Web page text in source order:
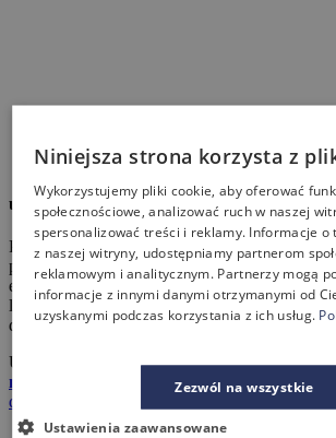
umebluj z nami biuro!
Pragniesz, aby Twoje biuro, współgrało z
pracownikami i tworzyło doskonały
energię skupić na rozwoju firmy, sprzedaży i
liczyć na nasze wsparcie! Od pomysłu na
doradztwo, projekt i ofertę po dostawę i
Umów się
na spotkanie
dowiedz się więcej
Niniejsza strona korzysta z
Wykorzystujemy pliki cookie, aby oferować
społecznościowe, analizować ruch w naszej
spersonalizować treści i reklamy. Informacje o
z naszej witryny, udostępniamy partnerom
reklamowym i analitycznym. Partnerzy mogą
informacje z innymi danymi otrzymanymi od
uzyskanymi podczas korzystania z ich usług.
Zezwól na wszystkie
Ustawienia zaawansowane